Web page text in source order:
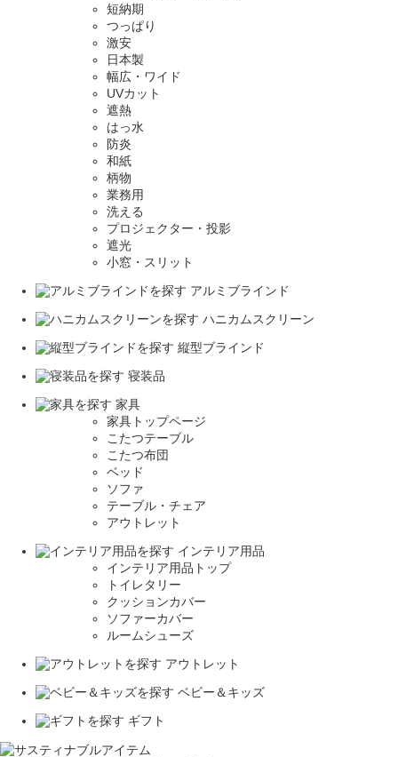
短納期
つっぱり
激安
日本製
幅広・ワイド
UVカット
遮熱
はっ水
防炎
和紙
柄物
業務用
洗える
プロジェクター・投影
遮光
小窓・スリット
アルミブラインド
ハニカムスクリーン
縦型ブラインド
寝装品
家具
家具トップページ
こたつテーブル
こたつ布団
ベッド
ソファ
テーブル・チェア
アウトレット
インテリア用品
インテリア用品トップ
トイレタリー
クッションカバー
ソファーカバー
ルームシューズ
アウトレット
ベビー＆キッズ
ギフト